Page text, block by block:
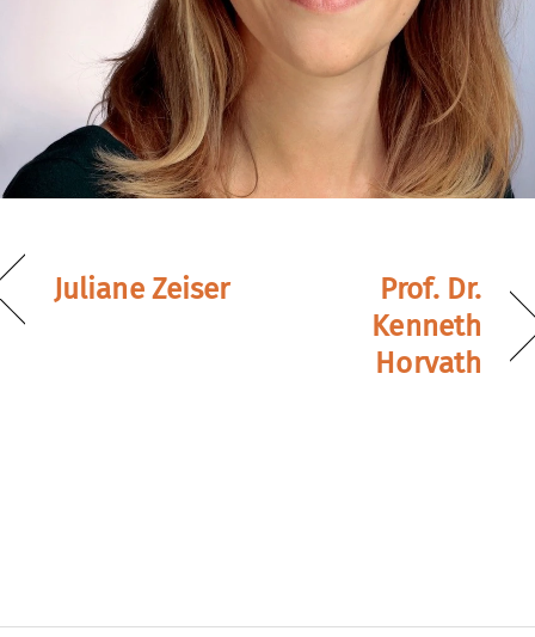
Juliane Zeiser
Prof. Dr.
Kenneth
Horvath